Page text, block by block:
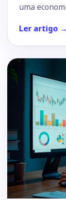
uma
Ler artigo →